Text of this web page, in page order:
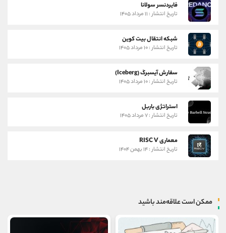
فایردنسر سولانا
تاریخ انتشار : ۱۱ مرداد ۱۴۰۵
شبکه انتقال بیت کوین
تاریخ انتشار : ۱۰ مرداد ۱۴۰۵
سفارش آیسبرگ (Iceberg)
تاریخ انتشار : ۱۰ مرداد ۱۴۰۵
استراتژی باربل
تاریخ انتشار : ۷ مرداد ۱۴۰۵
معماری RISC V
تاریخ انتشار : ۱۴ بهمن ۱۴۰۴
ممکن است علاقه‌مند باشید